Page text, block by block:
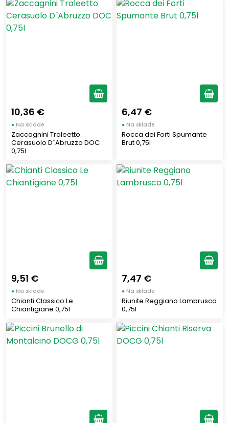
13,5 (8)
9,5(1)
17,5(1)
10
Objem
0,2
Zobraziť len produkty skladom
Vymazať filtre
Zobraziť všetko (30)
10,36 €
● Na sklade
Zaccagnini Traleetto
Cerasuolo D´Abruzzo DOC
0,75l
6,47 €
● Na sklade
Rocca dei Forti Spumante
Brut 0,75l
9,51 €
● Na sklade
Chianti Classico Le
Chiantigiane 0,75l
7,47 €
● Na sklade
Riunite Reggiano Lambrusco
0,75l